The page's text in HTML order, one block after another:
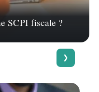
SCPI fiscale ?